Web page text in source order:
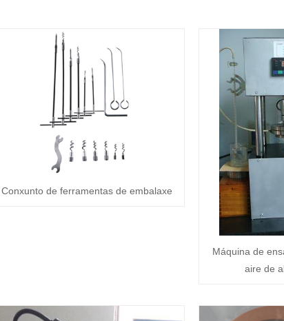
Conxunto de ferramentas de embalaxe
Máquina de
aire de